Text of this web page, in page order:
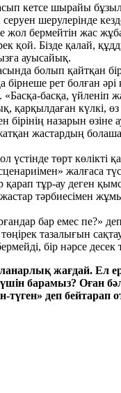
кетсе шырайы
шерулерінде
жол бермейтін жас
қой. Бізде қалай,
ауысайық.
болып қайтқан
рет болған
басқа,
күлкі, өз
назарын
жастардың
төрт көлікті
жалғаса
қарап тұр-ау деген
тәрбиесімен
бар емес пе?»
тазалығын
бір нәрсе
жағдай. Ел
үшін барамыз?
деп бейтарап